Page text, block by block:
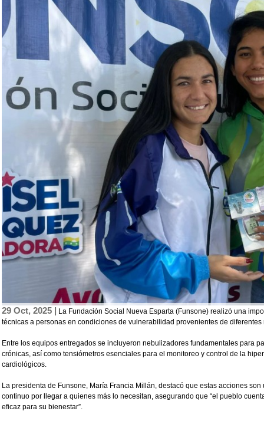
29 Oct, 2025 | La Fundación Social Nueva Esparta (Funsone) realizó una
técnicas a personas en condiciones de vulnerabilidad provenientes de
Entre los equipos entregados se incluyeron nebulizadores fundamentales para
crónicas, así como tensiómetros esenciales para el monitoreo y control de la
cardiológicos.
La presidenta de Funsone, María Francia Millán, destacó que estas acciones
continuo por llegar a quienes más lo necesitan, asegurando que “el pueblo
eficaz para su bienestar”.